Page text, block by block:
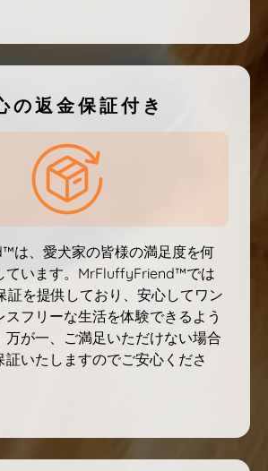
の返金保証付き
は、愛犬家の皆様の満足度を何
ています。MrFluffyFriend™では
証を提供しており、安心してワン
スフリーな生活を体験できるよう
万が一、ご満足いただけない場合
証いたしますのでご安心くださ